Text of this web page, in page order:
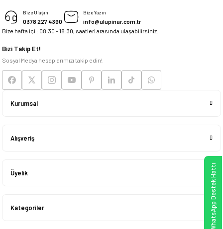
Deneyimini Paylaş
Bize Ulaşın
0378 227 4390
Bize Yazın
info@ulupinar.com.tr
Bize hafta içi : 08:30 - 18:30, saatleri arasında ulaşabilirsiniz.
Bizi Takip Et!
Sosyal Medya hesaplarımızı takip edin!
Kurumsal
Alışveriş
Üyelik
Kategoriler WhatsApp Destek Hattı